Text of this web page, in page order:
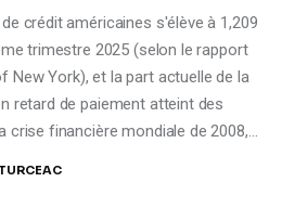
crédit américaines s'élève à 1,209
trimestre 2025 (selon le rapport
New York), et la part actuelle de la
retard de paiement atteint des
crise financière mondiale de 2008,…